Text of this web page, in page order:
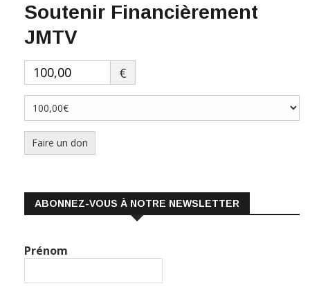
Soutenir Financièrement
JMTV
€
Faire un don
ABONNEZ-VOUS À NOTRE NEWSLETTER
Prénom